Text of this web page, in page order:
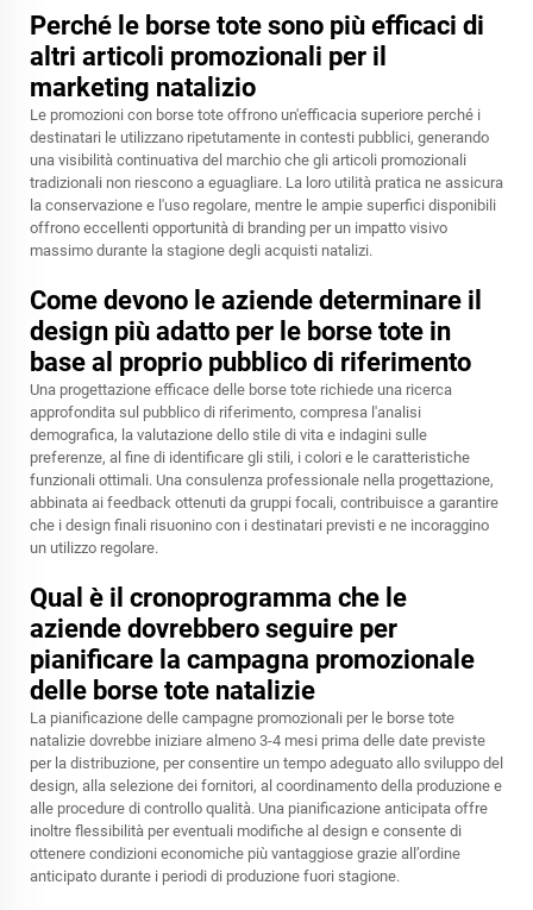
Perché le borse tote sono più efficaci di
altri articoli promozionali per il
marketing natalizio
Le promozioni con borse tote offrono un'efficacia superiore perché i
destinatari le utilizzano ripetutamente in contesti pubblici, generando
una visibilità continuativa del marchio che gli articoli promozionali
tradizionali non riescono a eguagliare. La loro utilità pratica ne assicura
la conservazione e l'uso regolare, mentre le ampie superfici disponibili
offrono eccellenti opportunità di branding per un impatto visivo
massimo durante la stagione degli acquisti natalizi.
Come devono le aziende determinare il
design più adatto per le borse tote in
base al proprio pubblico di riferimento
Una progettazione efficace delle borse tote richiede una ricerca
approfondita sul pubblico di riferimento, compresa l'analisi
demografica, la valutazione dello stile di vita e indagini sulle
preferenze, al fine di identificare gli stili, i colori e le caratteristiche
funzionali ottimali. Una consulenza professionale nella progettazione,
abbinata ai feedback ottenuti da gruppi focali, contribuisce a garantire
che i design finali risuonino con i destinatari previsti e ne incoraggino
un utilizzo regolare.
Qual è il cronoprogramma che le
aziende dovrebbero seguire per
pianificare la campagna promozionale
delle borse tote natalizie
La pianificazione delle campagne promozionali per le borse tote
natalizie dovrebbe iniziare almeno 3-4 mesi prima delle date previste
per la distribuzione, per consentire un tempo adeguato allo sviluppo del
design, alla selezione dei fornitori, al coordinamento della produzione e
alle procedure di controllo qualità. Una pianificazione anticipata offre
inoltre flessibilità per eventuali modifiche al design e consente di
ottenere condizioni economiche più vantaggiose grazie all’ordine
anticipato durante i periodi di produzione fuori stagione.